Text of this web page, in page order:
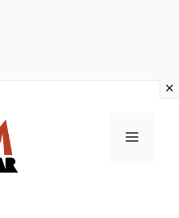
Menu